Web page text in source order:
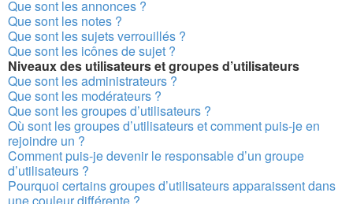
Que sont les annonces ?
Que sont les notes ?
Que sont les sujets verrouillés ?
Que sont les icônes de sujet ?
Niveaux des utilisateurs et groupes d’utilisateurs
Que sont les administrateurs ?
Que sont les modérateurs ?
Que sont les groupes d’utilisateurs ?
Où sont les groupes d’utilisateurs et comment puis-je en
rejoindre un ?
Comment puis-je devenir le responsable d’un groupe
d’utilisateurs ?
Pourquoi certains groupes d’utilisateurs apparaissent dans